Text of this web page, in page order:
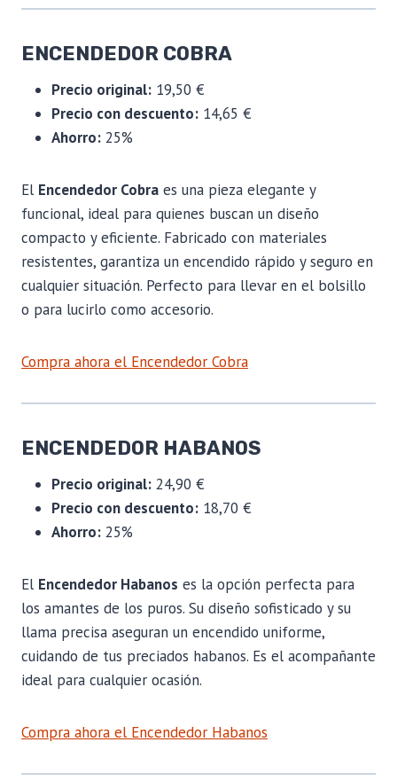
ENCENDEDOR COBRA
Precio original: 19,50 €
Precio con descuento: 14,65 €
Ahorro: 25%
El Encendedor Cobra es una pieza elegante y
funcional, ideal para quienes buscan un diseño
compacto y eficiente. Fabricado con materiales
resistentes, garantiza un encendido rápido y seguro en
cualquier situación. Perfecto para llevar en el bolsillo
o para lucirlo como accesorio.
Compra ahora el Encendedor Cobra
ENCENDEDOR HABANOS
Precio original: 24,90 €
Precio con descuento: 18,70 €
Ahorro: 25%
El Encendedor Habanos es la opción perfecta para
los amantes de los puros. Su diseño sofisticado y su
llama precisa aseguran un encendido uniforme,
cuidando de tus preciados habanos. Es el acompañante
ideal para cualquier ocasión.
Compra ahora el Encendedor Habanos